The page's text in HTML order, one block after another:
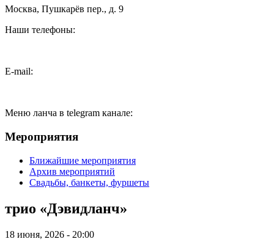
Москва, Пушкарёв пер., д. 9
Наши телефоны:
E-mail:
Меню ланча в telegram канале:
Мероприятия
Ближайшие мероприятия
Архив мероприятий
Свадьбы, банкеты, фуршеты
трио «Дэвидланч»
18 июня, 2026 - 20:00